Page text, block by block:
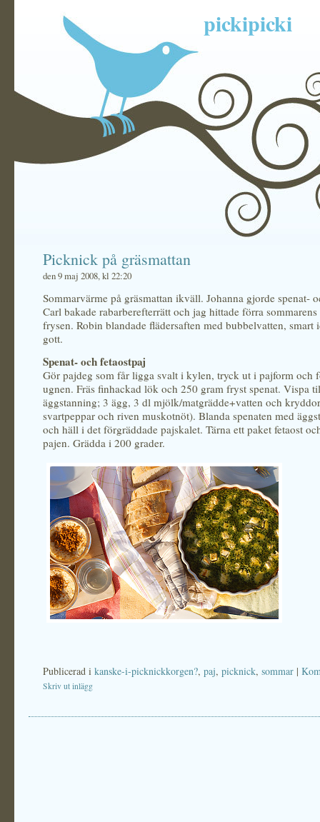
pickipicki
Picknick på gräsmattan
den 9 maj 2008, kl 22:20
Sommarvärme på gräsmattan ikväll. Johanna gjorde spenat-
Carl bakade rabarberefterrätt och jag hittade förra
frysen. Robin blandade flädersaften med bubbelvatten, smart
gott.
Spenat- och fetaostpaj
Gör pajdeg som får ligga svalt i kylen, tryck ut i pajform och
ugnen. Fräs finhackad lök och 250 gram fryst spenat. Vispa
äggstanning; 3 ägg, 3 dl mjölk/matgrädde+vatten och
svartpeppar och riven muskotnöt). Blanda spenaten med
och häll i det förgräddade pajskalet. Tärna ett paket fetaost
pajen. Grädda i 200 grader.
Publicerad i kanske-i-picknickkorgen?, paj, picknick, sommar |
Skriv ut inlägg